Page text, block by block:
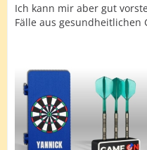
Ich kann mir aber gut
Fälle aus gesundheitlichen